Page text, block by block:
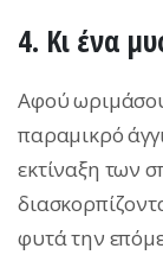
4. Κι ένα
Αφού
παραμικρό
εκτίναξη των
φυτά την